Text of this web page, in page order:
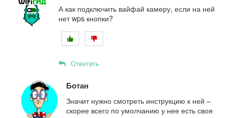
А как подключить вайфай камеру, если на ней
нет wps кнопки?
Ответить
Ботан
Значит нужно смотреть инструкцию к ней –
скорее всего по умолчанию у нее есть своя